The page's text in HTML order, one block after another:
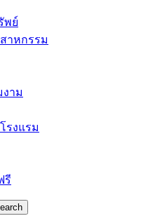
พย์
าหกรรม
าม
รงแรม
รี